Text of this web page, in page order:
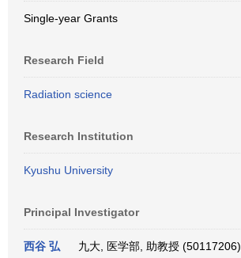
Single-year Grants
Research Field
Radiation science
Research Institution
Kyushu University
Principal Investigator
西谷 弘 九大, 医学部, 助教授 (50117206)